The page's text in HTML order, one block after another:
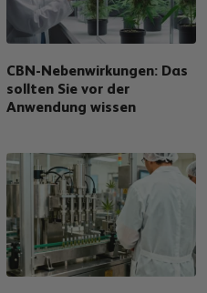
CBN-Nebenwirkungen: Das
sollten Sie vor der
Anwendung wissen